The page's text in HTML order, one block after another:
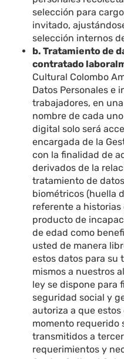
selección para
invitado,
selección internos
b. Tratamiento de
contratado
Cultural Colombo
Datos Personales e
trabajadores, en
nombre de cada
digital solo será
encargada de la
con la finalidad de
derivados de la
tratamiento de
biométricos (huella
referente a
producto de
de edad como
usted de manera
estos datos para su
mismos a nuestros
ley se dispone para
seguridad social y
autoriza a que
momento requerido
transmitidos a
requerimientos y